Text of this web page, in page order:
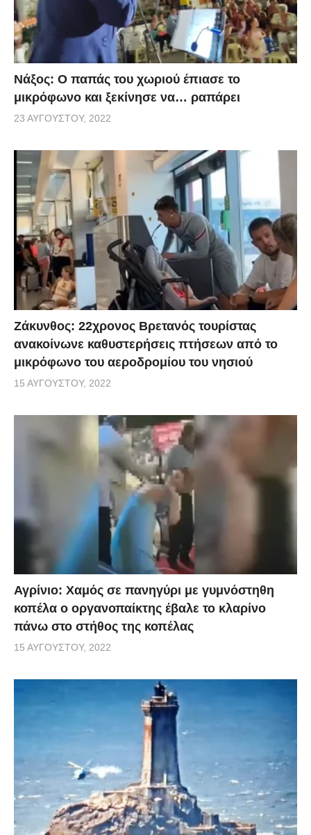
Νάξος: Ο παπάς του χωριού έπιασε το
μικρόφωνο και ξεκίνησε να… ραπάρει
23 ΑΥΓΟΎΣΤΟΥ, 2022
Ζάκυνθος: 22χρονος Βρετανός τουρίστας
ανακοίνωνε καθυστερήσεις πτήσεων από το
μικρόφωνο του αεροδρομίου του νησιού
15 ΑΥΓΟΎΣΤΟΥ, 2022
Αγρίνιο: Χαμός σε πανηγύρι με γυμνόστηθη
κοπέλα ο οργανοπαίκτης έβαλε το κλαρίνο
πάνω στο στήθος της κοπέλας
15 ΑΥΓΟΎΣΤΟΥ, 2022